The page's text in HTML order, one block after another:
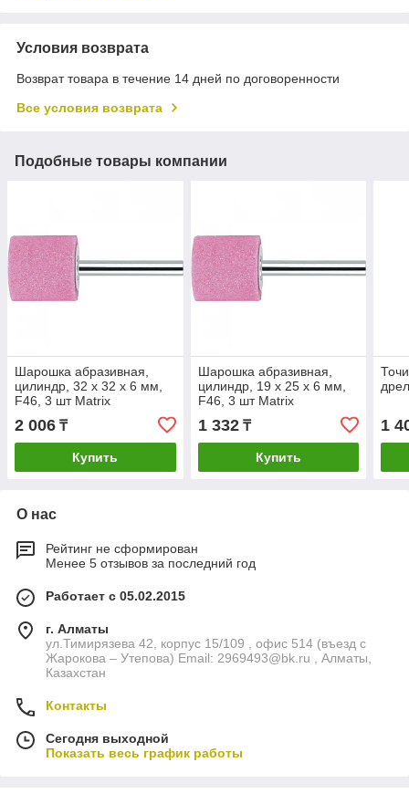
Условия возврата
Возврат товара в течение 14 дней по договоренности
Все условия возврата
Подобные товары компании
Шарошка абразивная,
цилиндр, 32 x 32 x 6 мм,
F46, 3 шт Matrix
2 006 ₸
Купить
Шарошка абразивная,
цилиндр, 19 x 25 x 6 мм,
F46, 3 шт Matrix
1 332₸
Купить
1
О нас
Рейтинг не сформирован
Менее 5 отзывов за последний год
Работает с 05.02.2015
г. Алматы
ул.Тимирязева 42, корпус 15/109 , офис 514 (въезд с
Жарокова – Утепова) Email: 2969493@bk.ru , Алматы,
Казахстан
Контакты
Сегодня выходной
Показать весь график работы